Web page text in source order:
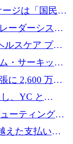
万ポンド
ジは「国民の
ーダーシステ
万ユーロを調
ルスケア プラ
ドルを投資
・サーキット
ドの資金調達
に 2,600 万ド
、YC と
信箱を立ち上
ーティングの
億 1,500 万ユ
えた支払いを